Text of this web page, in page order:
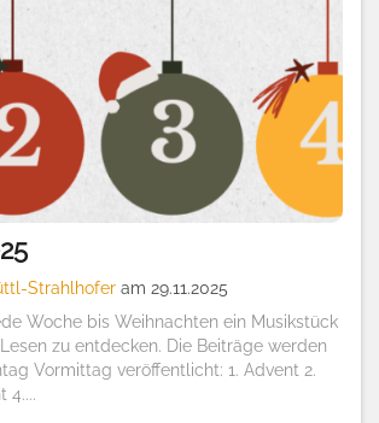
Strahlhofer am 29.11.2025
Woche bis Weihnachten ein Musikstück
zu entdecken. Die Beiträge werden
Vormittag veröffentlicht: 1. Advent 2.
4....